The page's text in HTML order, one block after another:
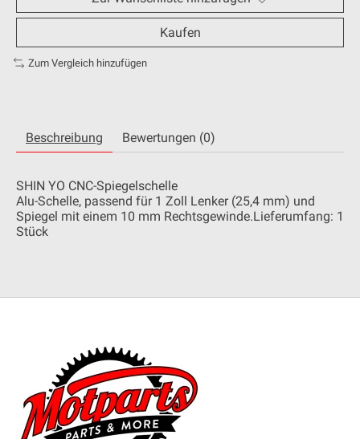
Kaufen
Zum Vergleich hinzufügen
Beschreibung Bewertungen (0)
SHIN YO CNC-Spiegelschelle
Alu-Schelle, passend für 1 Zoll Lenker (25,4 mm) und
Spiegel mit einem 10 mm Rechtsgewinde.Lieferumfang: 1
Stück